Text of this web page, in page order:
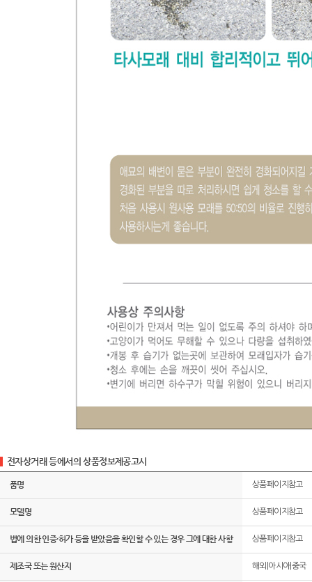
전자상거래 등에서의 상품정보제공고시
품명 상품페이지참고
모델명 상품페이지참고
법에 의한 인증·허가 등을 받았음을 확인할 수 있는 경우 그에 대한 사항 상품페이지참고
제조국 또는 원산지 해외|아시아|중국